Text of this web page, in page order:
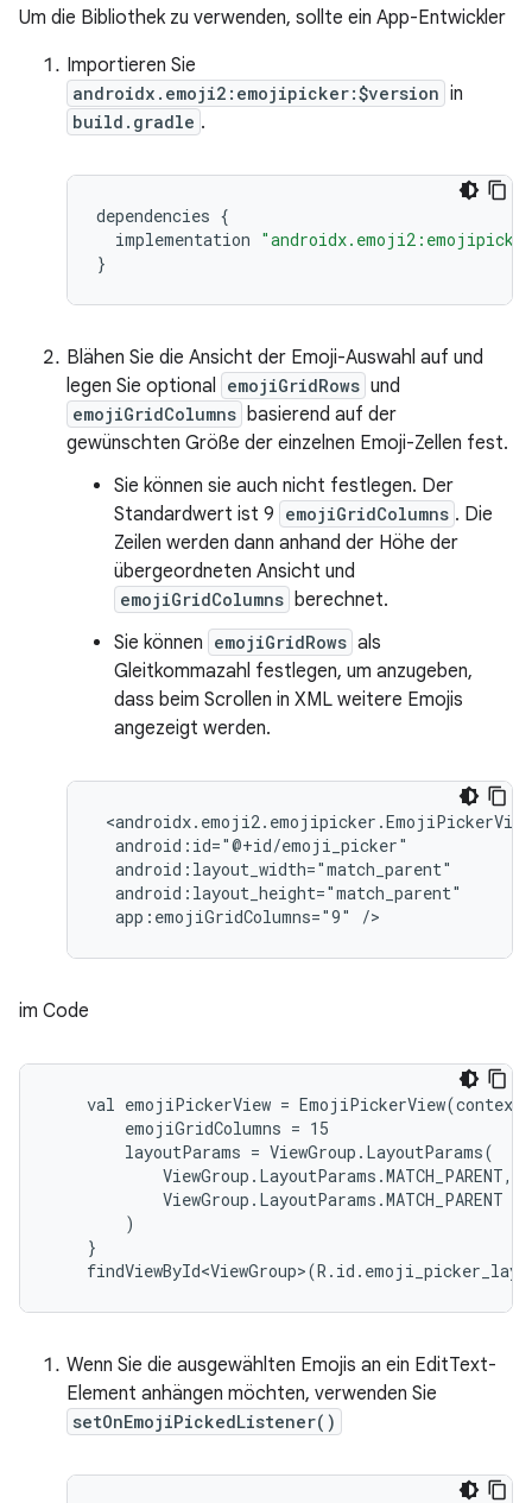
Um die Bibliothek zu verwenden, sollte ein App-Entwickler
Importieren Sie
androidx.emoji2:emojipicker:$version in
build.gradle .
dependencies {
implementation
}
Blähen Sie die Ansicht der Emoji-Auswahl auf und
legen Sie optional emojiGridRows und
emojiGridColumns basierend auf der
gewünschten Größe der einzelnen Emoji-Zellen fest.
Sie können sie auch nicht festlegen. Der
Standardwert ist 9 emojiGridColumns . Die
Zeilen werden dann anhand der Höhe der
übergeordneten Ansicht und
emojiGridColumns berechnet.
Sie können emojiGridRows als
Gleitkommazahl festlegen, um anzugeben,
dass beim Scrollen in XML weitere Emojis
angezeigt werden.
<androidx.emoji2.emojipicker.EmojiPickerView
  android:id="@+id/emoji_picker"
  android:layout_width="match_parent"
  android:layout_height="match_parent"
im Code
val emojiPickerView =
        emojiGridColumns = 15
        layoutParams = ViewGroup.LayoutParams(
            ViewGroup.LayoutParams.MATCH_PARENT,
            ViewGroup.LayoutParams.MATCH_PARENT
        )
    }
Wenn Sie die ausgewählten Emojis an ein EditText-
Element anhängen möchten, verwenden Sie
setOnEmojiPickedListener()